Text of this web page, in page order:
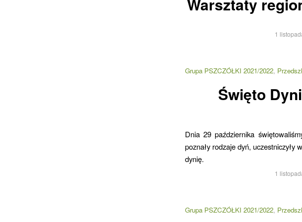
1
Grupa PSZCZÓŁKI 2021/2022,
Święto
Dnia 29 października
poznały rodzaje dyń, uczestniczyły
dynię.
1
Grupa PSZCZÓŁKI 2021/2022,